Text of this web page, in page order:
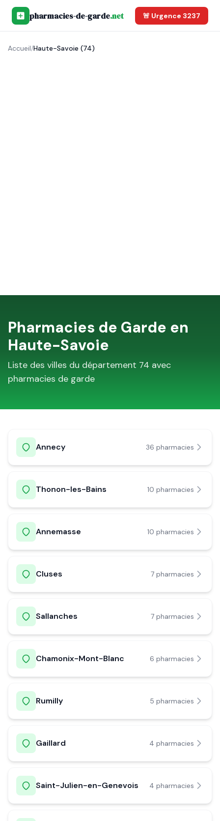
pharmacies-de-garde.net 🚨 Urgence 3237
Accueil/Haute-Savoie (74)
Pharmacies de Garde en
Haute-Savoie
Liste des villes du département 74 avec
pharmacies de garde
Annecy 36 pharmacies
Thonon-les-Bains 10 pharmacies
Annemasse 10 pharmacies
Cluses 7 pharmacies
Sallanches 7 pharmacies
Chamonix-Mont-Blanc 6 pharmacies
Rumilly 5 pharmacies
Gaillard 4 pharmacies
Saint-Julien-en-Genevois 4 pharmacies